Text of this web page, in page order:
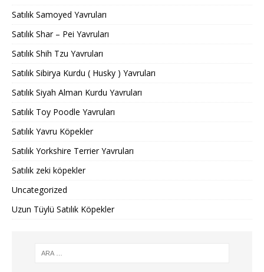
Satılık Samoyed Yavruları
Satılık Shar – Pei Yavruları
Satılık Shih Tzu Yavruları
Satılık Sibirya Kurdu ( Husky ) Yavruları
Satılık Siyah Alman Kurdu Yavruları
Satılık Toy Poodle Yavruları
Satılık Yavru Köpekler
Satılık Yorkshire Terrier Yavruları
Satılık zeki köpekler
Uncategorized
Uzun Tüylü Satılık Köpekler